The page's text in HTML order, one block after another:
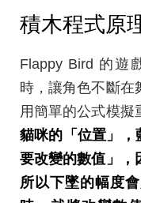
積木程式原
Flappy Bird 的遊
時，讓角色不斷在
用簡單的公式模擬
貓咪的「位置」，
要改變的數值」，
所以下墜的幅度